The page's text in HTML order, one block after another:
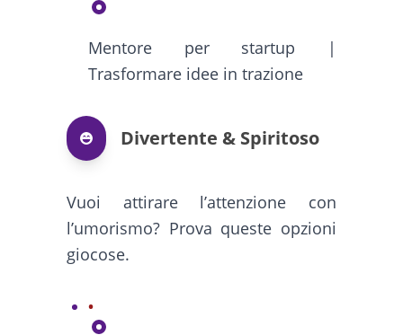
Mentore per startup |
Trasformare idee in trazione
Divertente & Spiritoso
Vuoi attirare l’attenzione con
l’umorismo? Prova queste opzioni
giocose.